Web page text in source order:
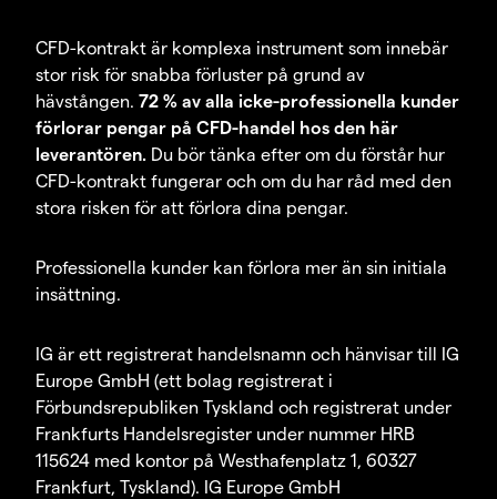
CFD-kontrakt är komplexa instrument som innebär
stor risk för snabba förluster på grund av
hävstången. 72 % av alla icke-professionella kunder
förlorar pengar på CFD-handel hos den här
leverantören. Du bör tänka efter om du förstår hur
CFD-kontrakt fungerar och om du har råd med den
stora risken för att förlora dina pengar.
Professionella kunder kan förlora mer än sin initiala
insättning.
IG är ett registrerat handelsnamn och hänvisar till IG
Europe GmbH (ett bolag registrerat i
Förbundsrepubliken Tyskland och registrerat under
Frankfurts Handelsregister under nummer HRB
115624 med kontor på Westhafenplatz 1, 60327
Frankfurt, Tyskland). IG Europe GmbH